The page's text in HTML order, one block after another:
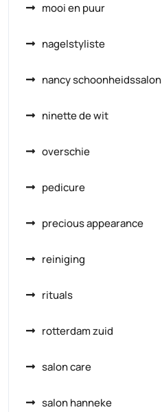
mooi en puur
nagelstyliste
nancy schoonheidssalon
ninette de wit
overschie
pedicure
precious appearance
reiniging
rituals
rotterdam zuid
salon care
salon hanneke